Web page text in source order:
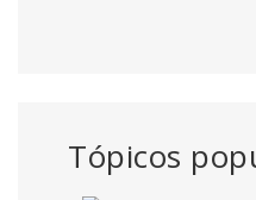
Tópicos